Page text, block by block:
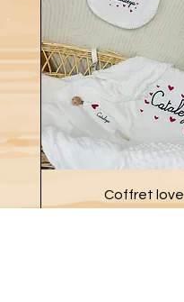
Coffret love